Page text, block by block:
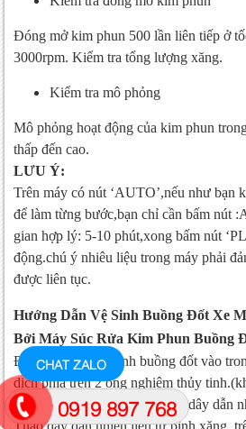
Đóng mở kim phun 500 lần liên tiếp ở
3000rpm. Kiểm tra tổng lượng xăng.
Kiểm tra mô phỏng
Mô phỏng hoạt động của kim phun
thấp đến cao.
LƯU Ý:
Trên máy có nút ‘AUTO’,nếu như bạn
để làm từng bước,bạn chỉ cần bấm nút
gian hợp lý: 5-10 phút,xong bấm nút
động.chú ý nhiêu liệu trong máy phải
được liên tục.
Hướng Dẫn Vệ Sinh Buồng Đốt Xe
Bởi Máy Súc Rửa Kim Phun Buồng
Đổ dung dịch vệ sinh buồng đốt vào
dịch phía trên 2 ống nghiệm thủy
Nối ống dẫn đi kèm vào trong dây dẫn
Tháo dây dẫn nhiên liệu từ bình xăng
CHAT ZALO
0919 897 768